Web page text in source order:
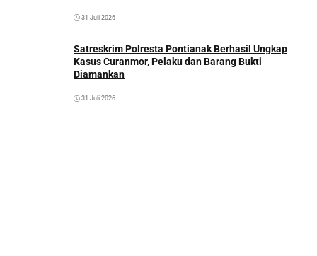
31 Juli 2026
Satreskrim Polresta Pontianak Berhasil Ungkap
Kasus Curanmor, Pelaku dan Barang Bukti
Diamankan
31 Juli 2026